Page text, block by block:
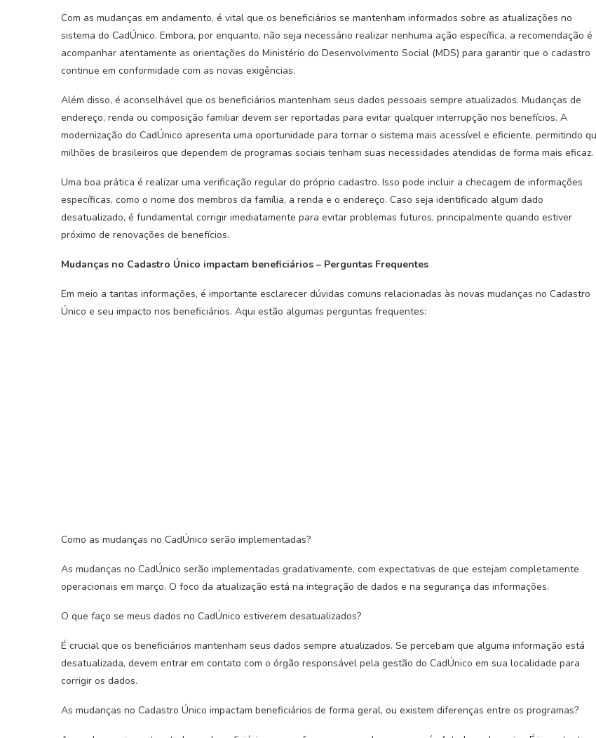
Com as mudanças em andamento, é vital que os beneficiários se mantenham informados sobre as atualizações no
sistema do CadÚnico. Embora, por enquanto, não seja necessário realizar nenhuma ação específica, a recomendação é
acompanhar atentamente as orientações do Ministério do Desenvolvimento Social (MDS) para garantir que o cadastro
continue em conformidade com as novas exigências.
Além disso, é aconselhável que os beneficiários mantenham seus dados pessoais sempre atualizados. Mudanças de
endereço, renda ou composição familiar devem ser reportadas para evitar qualquer interrupção nos benefícios. A
modernização do CadÚnico apresenta uma oportunidade para tornar o sistema mais acessível e eficiente, permitindo
milhões de brasileiros que dependem de programas sociais tenham suas necessidades atendidas de forma mais eficaz.
Uma boa prática é realizar uma verificação regular do próprio cadastro. Isso pode incluir a checagem de informações
específicas, como o nome dos membros da família, a renda e o endereço. Caso seja identificado algum dado
desatualizado, é fundamental corrigir imediatamente para evitar problemas futuros, principalmente quando estiver
próximo de renovações de benefícios.
Mudanças no Cadastro Único impactam beneficiários – Perguntas Frequentes
Em meio a tantas informações, é importante esclarecer dúvidas comuns relacionadas às novas mudanças no Cadastro
Único e seu impacto nos beneficiários. Aqui estão algumas perguntas frequentes:
Como as mudanças no CadÚnico serão implementadas?
As mudanças no CadÚnico serão implementadas gradativamente, com expectativas de que estejam completamente
operacionais em março. O foco da atualização está na integração de dados e na segurança das informações.
O que faço se meus dados no CadÚnico estiverem desatualizados?
É crucial que os beneficiários mantenham seus dados sempre atualizados. Se percebam que alguma informação está
desatualizada, devem entrar em contato com o órgão responsável pela gestão do CadÚnico em sua localidade para
corrigir os dados.
As mudanças no Cadastro Único impactam beneficiários de forma geral, ou existem diferenças entre os programas?